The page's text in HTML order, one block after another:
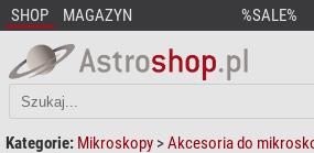
SHOP MAGAZYN %SALE%
Kategorie: Mikroskopy >Akcesoria do